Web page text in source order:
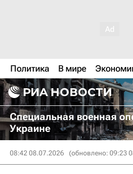
Политика В мире
Специальная военная
Украине
08:42 08.07.2026 (обновлено: 09:23